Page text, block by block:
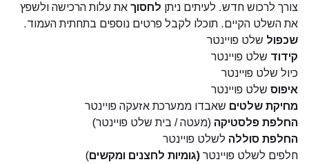
צורך לרכוש חדש. לעיתים ניתן לחסוך את עלות הרכישה ולשפץ
את השלט הקיים. תוכלו לקבל פרטים נוספים בתחתית העמוד.
שכפול שלט פויינטר
קידוד שלט פויינטר
כיול שלט פויינטר
איפוס שלט פויינטר
מחיקת שלטים שאבדו ממערכת אזעקה פויינטר
החלפת פלסטיקה (מעטה / בית שלט פויינטר)
החלפת סוללה לשלט פויינטר
חלפים לשלט פויינטר (גומיות לחצנים ומקשים)